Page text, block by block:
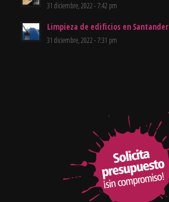
31 diciembre, 2022 - 7:42 pm
Limpieza de edificios en Santander
31 diciembre, 2022 - 7:31 pm